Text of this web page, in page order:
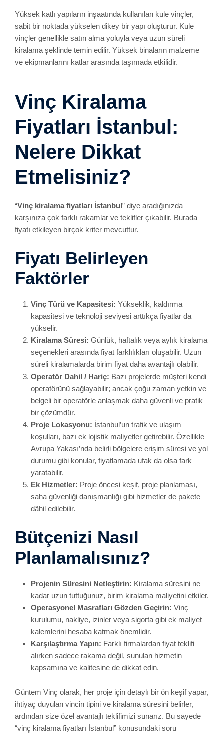
Yüksek katlı yapıların inşaatında kullanılan kule vinçler,
sabit bir noktada yükselen dikey bir yapı oluşturur. Kule
vinçler genellikle satın alma yoluyla veya uzun süreli
kiralama şeklinde temin edilir. Yüksek binaların malzeme
ve ekipmanlarını katlar arasında taşımada etkilidir.
Vinç Kiralama
Fiyatları İstanbul:
Nelere Dikkat
Etmelisiniz?
“Vinç kiralama fiyatları İstanbul” diye aradığınızda
karşınıza çok farklı rakamlar ve teklifler çıkabilir. Burada
fiyatı etkileyen birçok kriter mevcuttur.
Fiyatı Belirleyen
Faktörler
Vinç Türü ve Kapasitesi: Yükseklik, kaldırma
kapasitesi ve teknoloji seviyesi arttıkça fiyatlar da
yükselir.
Kiralama Süresi: Günlük, haftalık veya aylık kiralama
seçenekleri arasında fiyat farklılıkları oluşabilir. Uzun
süreli kiralamalarda birim fiyat daha avantajlı olabilir.
Operatör Dahil / Hariç: Bazı projelerde müşteri kendi
operatörünü sağlayabilir; ancak çoğu zaman yetkin ve
belgeli bir operatörle anlaşmak daha güvenli ve pratik
bir çözümdür.
Proje Lokasyonu: İstanbul’un trafik ve ulaşım
koşulları, bazı ek lojistik maliyetler getirebilir. Özellikle
Avrupa Yakası’nda belirli bölgelere erişim süresi ve yol
durumu gibi konular, fiyatlamada ufak da olsa fark
yaratabilir.
Ek Hizmetler: Proje öncesi keşif, proje planlaması,
saha güvenliği danışmanlığı gibi hizmetler de pakete
dâhil edilebilir.
Bütçenizi Nasıl
Planlamalısınız?
Projenin Süresini Netleştirin: Kiralama süresini ne
kadar uzun tuttuğunuz, birim kiralama maliyetini etkiler.
Operasyonel Masrafları Gözden Geçirin: Vinç
kurulumu, nakliye, izinler veya sigorta gibi ek maliyet
kalemlerini hesaba katmak önemlidir.
Karşılaştırma Yapın: Farklı firmalardan fiyat teklifi
alırken sadece rakama değil, sunulan hizmetin
kapsamına ve kalitesine de dikkat edin.
Güntem Vinç olarak, her proje için detaylı bir ön keşif yapar,
ihtiyaç duyulan vincin tipini ve kiralama süresini belirler,
ardından size özel avantajlı teklifimizi sunarız. Bu sayede
“vinç kiralama fiyatları İstanbul” konusundaki soru